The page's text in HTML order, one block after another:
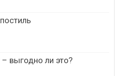
выгодно ли это?